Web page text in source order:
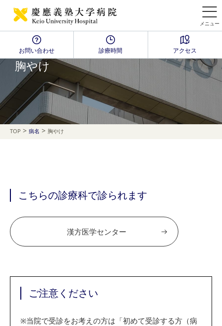
メニュー
お問い合わせ 診療時間 アクセス
Disease Name Search
胸やけ
TOP > 病名 > 胸やけ
こちらの診療科で診られます
漢方医学センター
ご注意ください
※当院で受診をお考えの方は「初めて受診する方（病